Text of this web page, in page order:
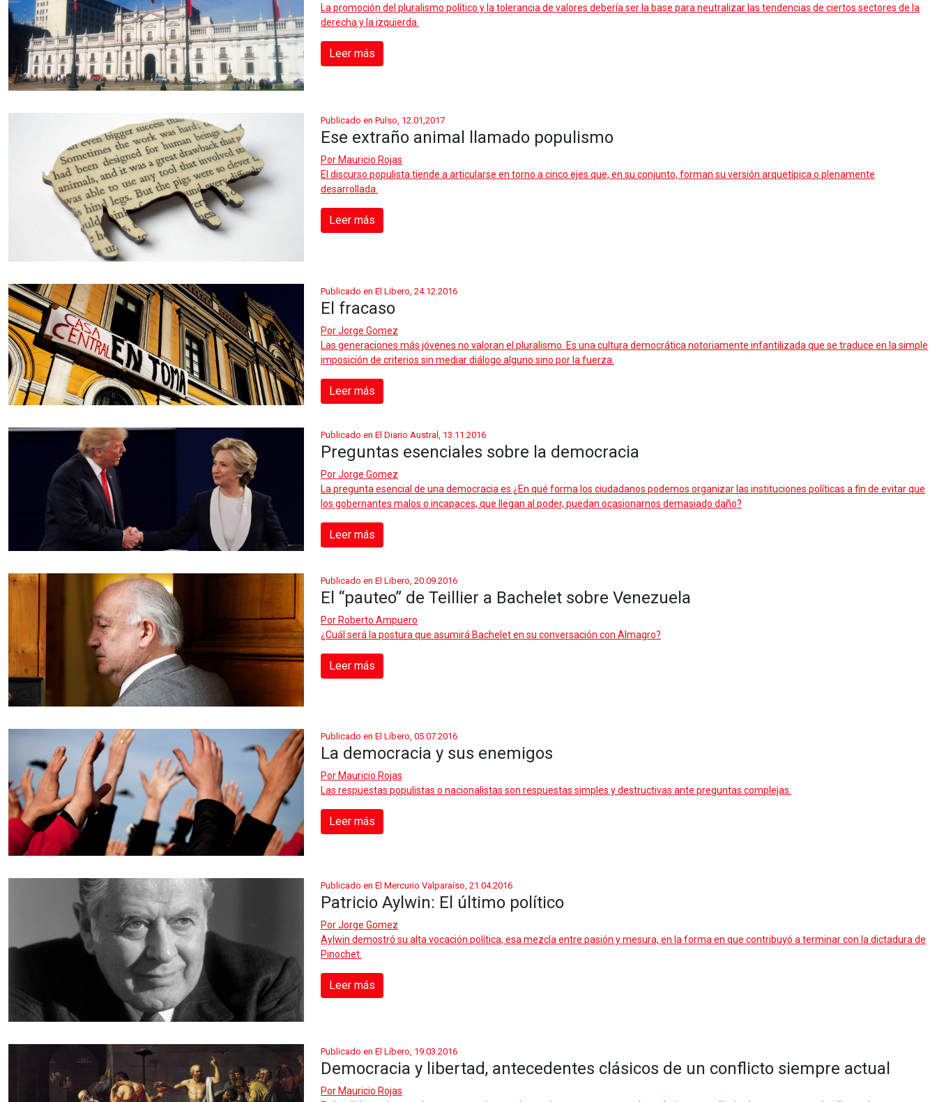
La promoción del pluralismo político y la tolerancia de valores debería ser la base para neutralizar las tendencias de ciertos sectores de la
derecha y la izquierda.
Leer más
Publicado en Pulso, 12.01,2017
Ese extraño animal llamado populismo
Por Mauricio Rojas
El discurso populista tiende a articularse en torno a cinco ejes que, en su conjunto, forman su versión arquetípica o plenamente
desarrollada.
Leer más
Publicado en El Libero, 24.12.2016
El fracaso
PorJorge Gomez
Las generaciones más jóvenes no valoran el pluralismo. Es una cultura democrática notoriamente infantilizada que se traduce en la simple
imposición de criterios sin mediar diálogo alguno sino por la fuerza.
Leer más
Publicado en El Diario Austral, 13.11.2016
Preguntas esenciales sobre la democracia
PorJorge Gomez
La pregunta esencial de una democracia es ¿En qué forma los ciudadanos podemos organizar las instituciones políticas a fin de evitar que
los gobernantes malos o incapaces, que llegan al poder, puedan ocasionarnos demasiado daño?
Leer más
Publicado en El Libero, 20.09.2016
El “pauteo” de Teillier a Bachelet sobre Venezuela
Por Roberto Ampuero
¿Cuál será la postura que asumirá Bachelet en su conversación con Almagro?
Leer más
Publicado en El Líbero, 05.07.2016
La democracia y sus enemigos
Por Mauricio Rojas
Las respuestas populistas o nacionalistas son respuestas simples y destructivas ante preguntas complejas.
Leer más
Publicado en El Mercurio Valparaíso, 21.04.2016
Patricio Aylwin: El último político
PorJorge Gomez
Aylwin demostró su alta vocación política, esa mezcla entre pasión y mesura, en la forma en que contribuyó a terminar con la dictadura de
Pinochet.
Leer más
Publicado en El Líbero, 19.03.2016
Democracia y libertad, antecedentes clásicos de un conflicto siempre actual
Por Mauricio Rojas